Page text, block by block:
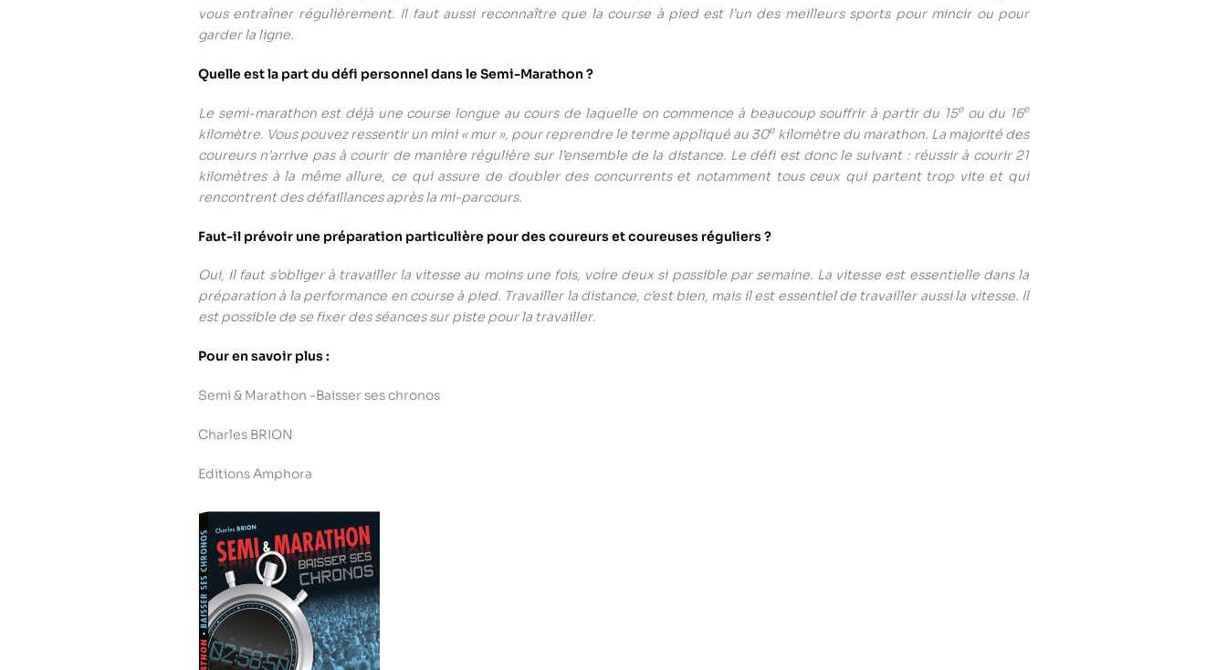
vous entraîner régulièrement. Il faut aussi reconnaître que la course à pied est l’un des meilleurs sports pour mincir ou pour
garder la ligne.
Quelle est la part du défi personnel dans le Semi-Marathon ?
Le semi-marathon est déjà une course longue au cours de laquelle on commence à beaucoup souffrir à partir du 15eou du 16e
kilomètre. Vous pouvez ressentir un mini « mur », pour reprendre le terme appliqué au 30ekilomètre du marathon. La majorité des
coureurs n’arrive pas à courir de manière régulière sur l’ensemble de la distance. Le défi est donc le suivant : réussir à courir 21
kilomètres à la même allure, ce qui assure de doubler des concurrents et notamment tous ceux qui partent trop vite et qui
rencontrent des défaillances après la mi-parcours.
Faut-il prévoir une préparation particulière pour des coureurs et coureuses réguliers ?
Oui, il faut s’obliger à travailler la vitesse au moins une fois, voire deux si possible par semaine. La vitesse est essentielle dans la
préparation à la performance en course à pied. Travailler la distance, c’est bien, mais il est essentiel de travailler aussi la vitesse. Il
est possible de se fixer des séances sur piste pour la travailler.
Pour en savoir plus :
Semi & Marathon -Baisser ses chronos
Charles BRION
Editions Amphora